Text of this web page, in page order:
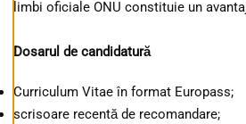
limbi oficiale ONU constituie un
Dosarul de candidatură
Curriculum Vitae în format Europass;
scrisoare recentă de recomandare;